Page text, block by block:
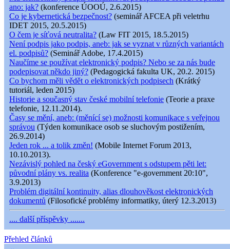
ano: jak? (konference ÚOOÚ, 2.6.2015)
Co je kybernetická bezpečnost? (seminář AFCEA při veletrhu
IDET 2015, 20.5.2015)
O čem je síťová neutralita? (Law FIT 2015, 18.5.2015)
Není podpis jako podpis, aneb: jak se vyznat v různých variantách
el. podpisů? (Seminář Adobe, 17.4.2015)
Naučíme se používat elektronický podpis? Nebo se za nás bude
podepisovat někdo jiný? (Pedagogická fakulta UK, 20.2. 2015)
Co bychom měli vědět o elektronických podpisech (Krátký
tutoriál, leden 2015)
Historie a současný stav české mobilní telefonie (Teorie a praxe
telefonie, 12.11.2014).
Časy se mění, aneb: (měnící se) možnosti komunikace s veřejnou
správou (Týden komunikace osob se sluchovým postižením,
26.9.2014)
Jeden rok ... a tolik změn! (Mobile Internet Forum 2013,
10.10.2013).
Nezávislý pohled na český eGovernment s odstupem pěti let:
původní plány vs. realita (Konference "e-government 20:10",
3.9.2013)
Problém digitální kontinuity, alias dlouhověkost elektronických
dokumentů (Filosofické problémy informatiky, úterý 12.3.2013)
.... další příspěvky .......
Přehled článků